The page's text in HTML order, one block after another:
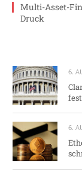
Multi-Asset-
Druck
6.
fest
6.